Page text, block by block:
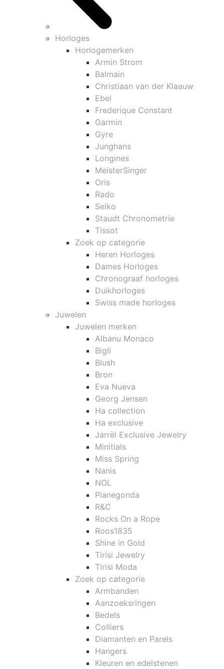
Horloges
Horlogemerken
Armin Strom
Balmain
Christiaan van der Klaauw
Ebel
Frederique Constant
Garmin
Gyre
Junghans
Longines
MeisterSinger
Oris
Rado
Seiko
Staudt Chronometrie
Tissot
Zoek op categorie
Heren Horloges
Dames Horloges
Chronograaf horloges
Duikhorloges
Swiss made horloges
Juwelen
Juwelen merken
Albanu Monaco
Bigli
Blush
Bron
Eva Nueva
Georg Jensen
Ha collection
Ha exclusive
Jarrèl Exclusive Jewelry
Minitials
Miss Spring
Nanis
NOL
Pianegonda
R&C
Rocks On a Rope
Roos1835
Shine in Gold
Tirisi Jewelry
Tirisi Moda
Zoek op categorie
Armbanden
Aanzoeksringen
Bedels
Colliers
Diamanten en Parels
Hangers
Kleuren en edelstenen